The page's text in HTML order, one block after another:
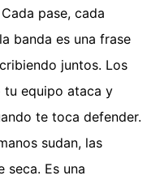
pase, cada
banda es una frase
juntos. Los
tu equipo ataca y
te toca defender.
sudan, las
seca. Es una